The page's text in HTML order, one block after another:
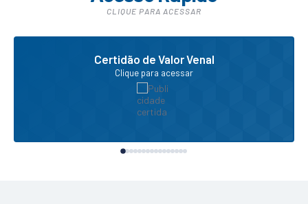
CLIQUE PARA ACESSAR
Certidão de Valor Venal
Clique para acessar